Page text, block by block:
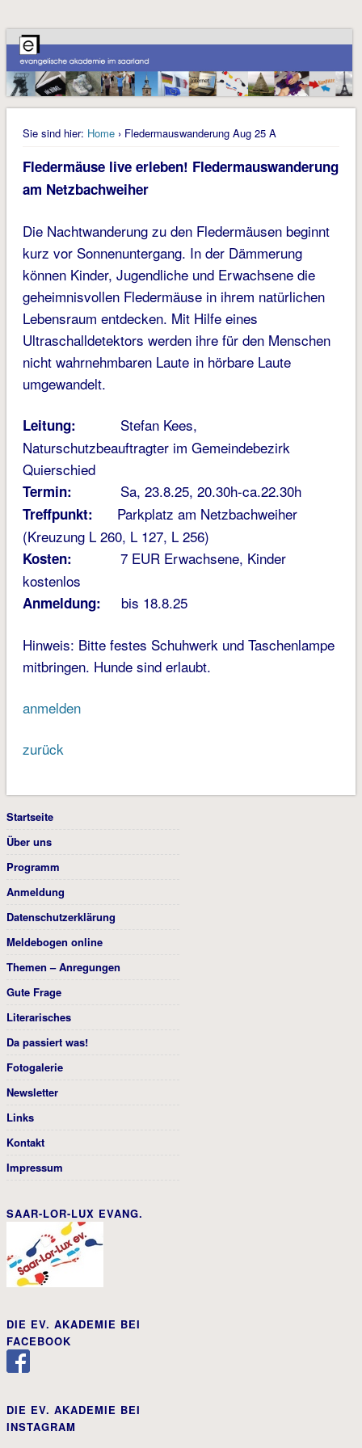
Sie sind hier: Home› Fledermauswanderung Aug 25 A
Fledermäuse live erleben! Fledermauswanderung
am Netzbachweiher
Die Nachtwanderung zu den Fledermäusen beginnt
kurz vor Sonnenuntergang. In der Dämmerung
können Kinder, Jugendliche und Erwachsene die
geheimnisvollen Fledermäuse in ihrem natürlichen
Lebensraum entdecken. Mit Hilfe eines
Ultraschalldetektors werden ihre für den Menschen
nicht wahrnehmbaren Laute in hörbare Laute
umgewandelt.
Leitung: Stefan Kees,
Naturschutzbeauftragter im Gemeindebezirk
Quierschied
Termin: Sa, 23.8.25, 20.30h-ca.22.30h
Treffpunkt: Parkplatz am Netzbachweiher
(Kreuzung L 260, L 127, L 256)
Kosten: 7 EUR Erwachsene, Kinder
kostenlos
Anmeldung: bis 18.8.25
Hinweis: Bitte festes Schuhwerk und Taschenlampe
mitbringen. Hunde sind erlaubt.
anmelden
zurück
Startseite
Über uns
Programm
Anmeldung
Datenschutzerklärung
Meldebogen online
Themen – Anregungen
Gute Frage
Literarisches
Da passiert was!
Fotogalerie
Newsletter
Links
Kontakt
Impressum
SAAR-LOR-LUX EVANG.
DIE EV. AKADEMIE BEI
FACEBOOK
DIE EV. AKADEMIE BEI
INSTAGRAM